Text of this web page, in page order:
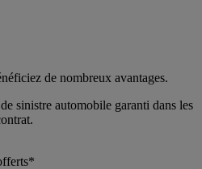
de nombreux avantages.
sinistre automobile garanti dans les